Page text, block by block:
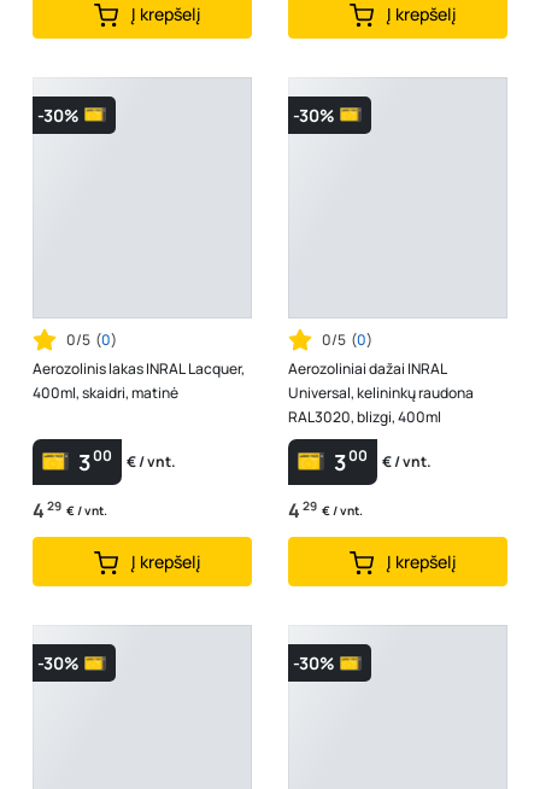
Į krepšelį Į krepšelį
-30%
0/5 (0)
Aerozolinis lakas INRAL Lacquer,
400ml, skaidri, matinė
300 € / vnt.
4 29 € / vnt.
Į krepšelį
-30%
0/5 (0)
Aerozoliniai dažai INRAL
Universal, kelininkų raudona
RAL3020, blizgi, 400ml
300 € / vnt.
4 29 € / vnt.
Į krepšelį
-30% -30%